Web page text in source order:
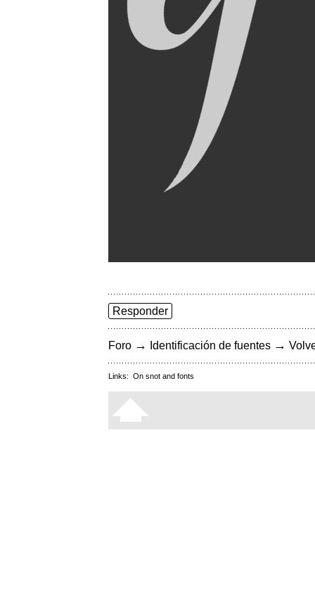
Responder
Foro → Identificación de fuentes →
Links: On snot and fonts